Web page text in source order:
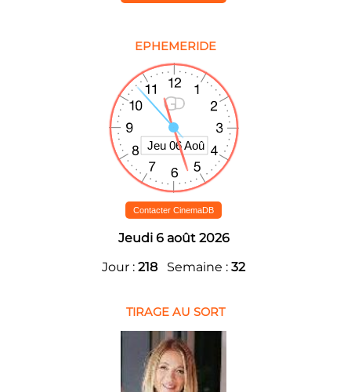
EPHEMERIDE
Contacter CinemaDB
Jeudi 6 août 2026
Jour : 218 Semaine : 32
TIRAGE AU SORT